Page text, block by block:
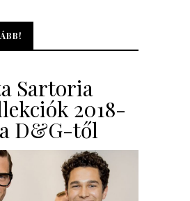
Sartoria
2018-
D&G-től